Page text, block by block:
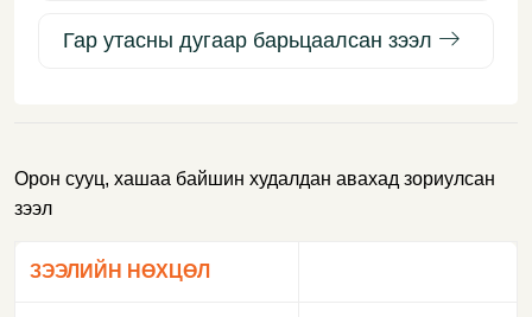
Гар утасны дугаар барьцаалсан зээл
Орон сууц, хашаа байшин худалдан авахад зориулсан
зээл
ЗЭЭЛИЙН НӨХЦӨЛ